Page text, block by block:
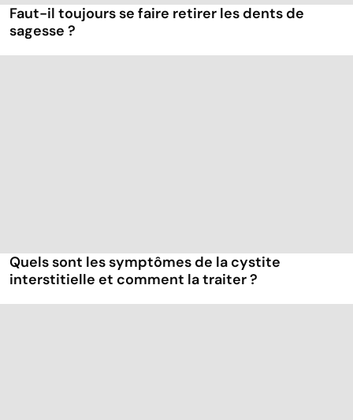
Faut-il toujours se faire retirer les dents de
sagesse ?
Quels sont les symptômes de la cystite
interstitielle et comment la traiter ?